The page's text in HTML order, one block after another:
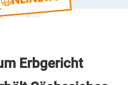
News
Erbgericht